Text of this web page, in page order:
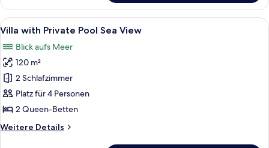
Suite,
Meerblick
Alle
Fotos
für
Villa
with
Private
Pool
View
Ein Hotelzimmer mit einem Bett,
14
Villa with Private Pool Sea View
Blick aufs Meer
120 m²
2 Schlafzimmer
Platz für 4 Personen
2 Queen-Betten
Weitere Details
Weitere